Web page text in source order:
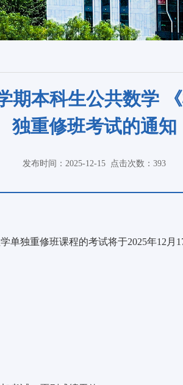
期本科生公共数学
独重修班考试的通知
发布时间：2025-12-15 点击次数：393
单独重修班课程的考试将于2025年12月